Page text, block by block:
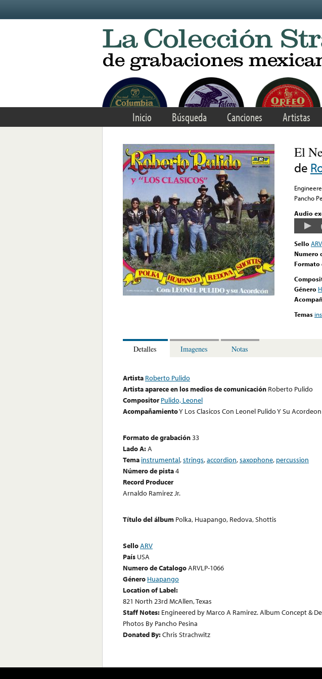
Inicio Búsqueda Canciones Artistas
El
de
Pancho
Audio
Sello ARV
Numero
Formato
Género
Temas
Detalles Imagenes Notas
Artista Roberto Pulido
Artista aparece en los medios de comunicación Roberto Pulido
Compositor Pulido, Leonel
AcompañamientoY Los Clasicos Con Leonel Pulido Y Su Acordeon
Formato de grabación33
Lado A:A
Tema instrumental,strings,accordion,saxophone, percussion
Número de pista4
Record Producer
Arnaldo Ramirez Jr.
Título del álbum Polka, Huapango, Redova, Shottis
SelloARV
País USA
Numero de CatalogoARVLP-1066
Género Huapango
Location of Label:
821 North 23rd McAllen, Texas
Staff Notes: Engineered by Marco A Ramirez. Album Concept &
Photos By Pancho Pesina
Donated By:Chris Strachwitz